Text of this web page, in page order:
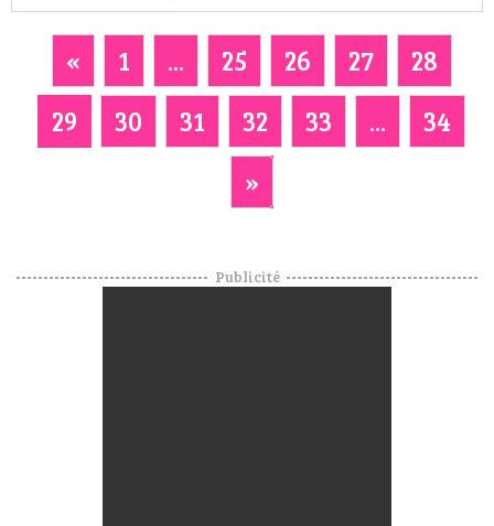
« 1 ... 25 26 27
28
29
30 31 32 33 ...
34
»
Publicité